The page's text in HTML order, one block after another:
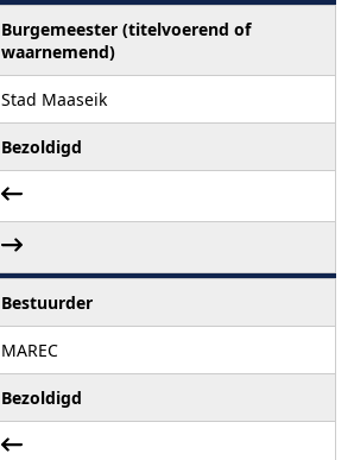
Burgemeester (titelvoerend of
waarnemend)
Stad Maaseik
Bezoldigd
Bestuurder
MAREC
Bezoldigd